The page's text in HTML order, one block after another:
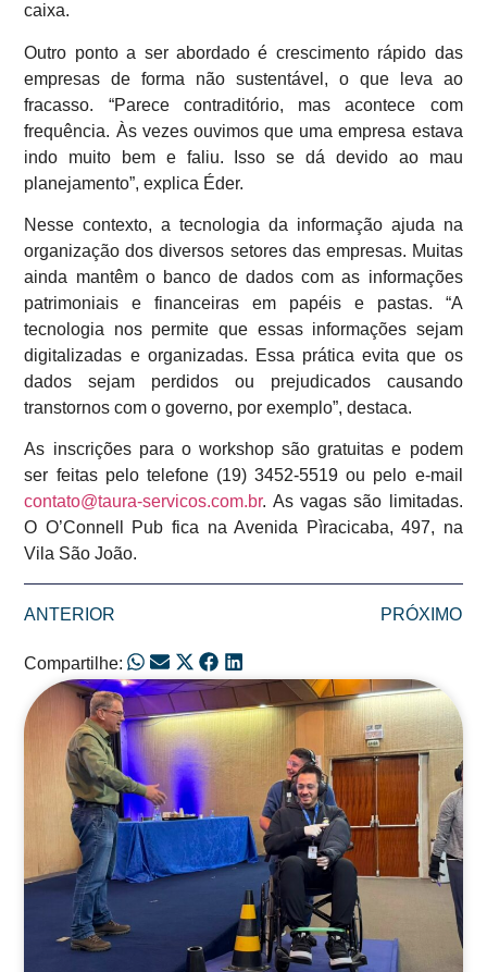
caixa.
Outro ponto a ser abordado é crescimento rápido das
empresas de forma não sustentável, o que leva ao
fracasso. “Parece contraditório, mas acontece com
frequência. Às vezes ouvimos que uma empresa estava
indo muito bem e faliu. Isso se dá devido ao mau
planejamento”, explica Éder.
Nesse contexto, a tecnologia da informação ajuda na
organização dos diversos setores das empresas. Muitas
ainda mantêm o banco de dados com as informações
patrimoniais e financeiras em papéis e pastas. “A
tecnologia nos permite que essas informações sejam
digitalizadas e organizadas. Essa prática evita que os
dados sejam perdidos ou prejudicados causando
transtornos com o governo, por exemplo”, destaca.
As inscrições para o workshop são gratuitas e podem
ser feitas pelo telefone (19) 3452-5519 ou pelo e-mail
contato@taura-servicos.com.br. As vagas são limitadas.
O O’Connell Pub fica na Avenida Pìracicaba, 497, na
Vila São João.
ANTERIOR PRÓXIMO
Compartilhe:
Posts Relacionados